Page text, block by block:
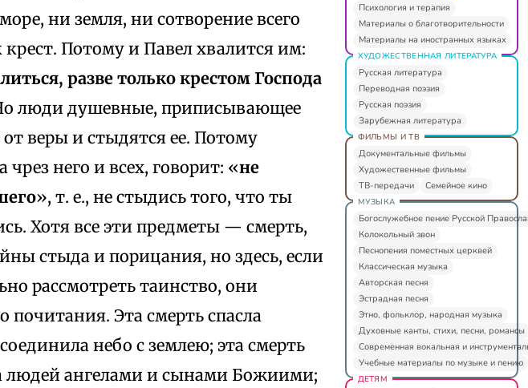
ни земля, ни сотворение всего
крест. Потому и Павел хвалится им:
разве только крестом Господа
люди душевные, приписывающее
веры и стыдятся ее. Потому
него и всех, говорит: «не
», т. е., не стыдись того, что ты
Хотя все эти предметы — смерть,
стыда и порицания, но здесь, если
рассмотреть таинство, они
Эта смерть спасла
небо с землею; эта смерть
людей ангелами и сынами Божиими;
Психология и терапия
Материалы о благотворительности
Материалы на иностранных языках
ХУДОЖЕСТВЕННАЯ ЛИТЕРАТУРА
Русская литература
Переводная поэзия
Русская поэзия
Зарубежная литература
ФИЛЬМЫ И ТВ
Документальные фильмы
Художественные фильмы
ТВ-передачи
Семейное кино
МУЗЫКА
Богослужебное пение Русской
Колокольный звон
Песнопения поместных церквей
Классическая музыка
Авторская песня
Эстрадная песня
Этно, фольклор, народная музыка
Духовные канты, стихи, песни, романсы
Современная вокальная и
Учебные материалы по музыке и пению
ДЕТЯМ